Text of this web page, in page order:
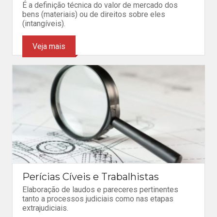
É a definição técnica do valor de mercado dos
bens (materiais) ou de direitos sobre eles
(intangíveis).
Veja mais
Perícias Cíveis e Trabalhistas
Elaboração de laudos e pareceres pertinentes
tanto a processos judiciais como nas etapas
extrajudiciais.